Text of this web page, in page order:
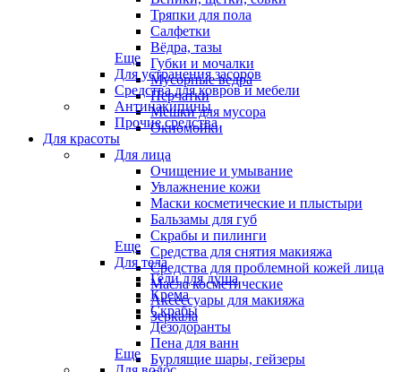
Тряпки для пола
Салфетки
Вёдра, тазы
Губки и мочалки
Мусорные ведра
Перчатки
Мешки для мусора
Окномойки
Еще
Для устранения засоров
Средства для ковров и мебели
Антинакипины
Прочие средства
Для красоты
Для лица
Очищение и умывание
Увлажнение кожи
Маски косметические и плыстыри
Бальзамы для губ
Скрабы и пилинги
Средства для снятия макияжа
Средства для проблемной кожей лица
Масла косметические
Аксессуары для макияжа
Зеркала
Еще
Для тела
Гели для душа
Крема
Скрабы
Дезодоранты
Пена для ванн
Бурлящие шары, гейзеры
Еще